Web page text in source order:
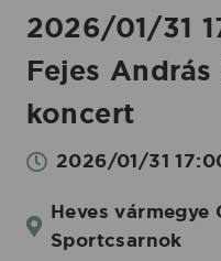
2026/01/31
Fejes
koncert
2026/01/31
Heves vármegye
Sportcsarnok